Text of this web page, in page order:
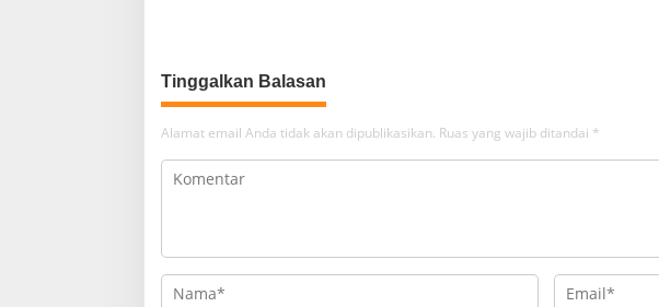
Tinggalkan Balasan
Alamat email Anda tidak akan dipublikasikan. Ruas yang wajib ditandai *